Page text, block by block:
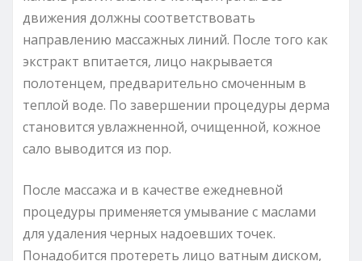
движения должны соответствовать
направлению массажных линий. После того как
экстракт впитается, лицо накрывается
полотенцем, предварительно смоченным в
теплой воде. По завершении процедуры дерма
становится увлажненной, очищенной, кожное
сало выводится из пор.
После массажа и в качестве ежедневной
процедуры применяется умывание с маслами
для удаления черных надоевших точек.
Понадобится протереть лицо ватным диском,